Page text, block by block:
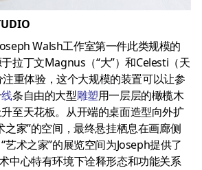
Walsh工作室第一件此类规模的
拉丁文Magnus（“大”）和Celesti（天
重体验，这个大规模的装置可以让参
线条自由的大型雕塑用一层层的橄榄木
至天花板。从开端的桌面造型向外扩
之家”的空间，最终悬挂栖息在画廊侧
艺术之家”的展览空间为Joseph提供了
中心特有环境下诠释形态和功能关系